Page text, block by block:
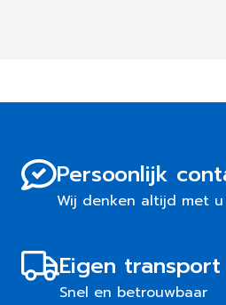
Persoonlijk
Wij denken altijd met
Eigen transport
Snel en betrouwbaar